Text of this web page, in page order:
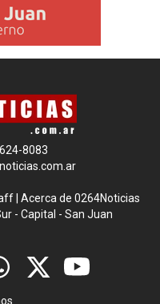
8083
|Acerca de 0264Noticias
- Capital - San Juan